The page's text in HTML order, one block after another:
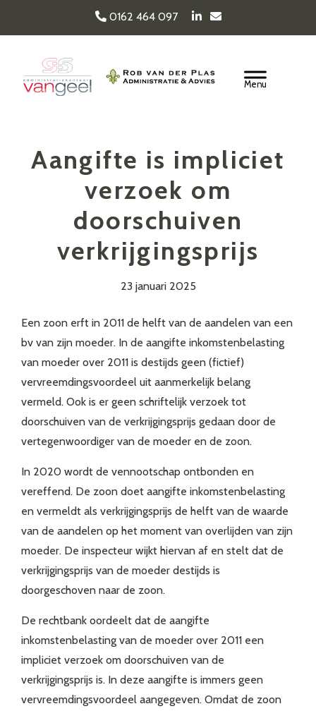
hoofd
inhoud
0162 464 097
Van Geel & van der
Header
Aangifte is impliciet
verzoek om
doorschuiven
verkrijgingsprijs
23 januari 2025
Een zoon erft in 2011 de helft van de aandelen van een
bv van zijn moeder. In de aangifte inkomstenbelasting
van moeder over 2011 is destijds geen (fictief)
vervreemdingsvoordeel uit aanmerkelijk belang
vermeld. Ook is er geen schriftelijk verzoek tot
doorschuiven van de verkrijgingsprijs gedaan door de
vertegenwoordiger van de moeder en de zoon.
In 2020 wordt de vennootschap ontbonden en
vereffend. De zoon doet aangifte inkomstenbelasting
en vermeldt als verkrijgingsprijs de helft van de waarde
van de aandelen op het moment van overlijden van zijn
moeder. De inspecteur wijkt hiervan af en stelt dat de
verkrijgingsprijs van de moeder destijds is
doorgeschoven naar de zoon.
De rechtbank oordeelt dat de aangifte
inkomstenbelasting van de moeder over 2011 een
impliciet verzoek om doorschuiven van de
verkrijgingsprijs is. In deze aangifte is immers geen
vervreemdingsvoordeel aangegeven. Omdat de zoon